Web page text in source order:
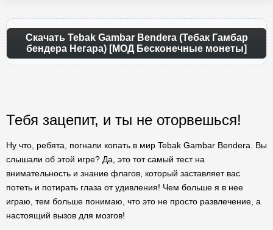
Скачать Tebak Gambar Bendera (Тебак Гамбар
бендера Негара) [МОД Бесконечные монеты]
Тебя зацепит, и ты не оторвешься!
Ну что, ребята, погнали копать в мир Tebak Gambar Bendera. Вы
слышали об этой игре? Да, это тот самый тест на
внимательность и знание флагов, который заставляет вас
потеть и потирать глаза от удивления! Чем больше я в нее
играю, тем больше понимаю, что это не просто развлечение, а
настоящий вызов для мозгов!